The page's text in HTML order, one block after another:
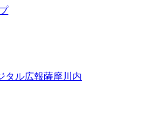
タル広報薩摩川内